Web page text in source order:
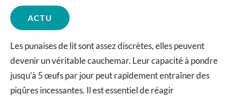
ACTU
Les punaises de lit sont assez discrètes, elles peuvent
devenir un véritable cauchemar. Leur capacité à pondre
jusqu’à 5 œufs par jour peut rapidement entraîner des
piqûres incessantes. Il est essentiel de réagir